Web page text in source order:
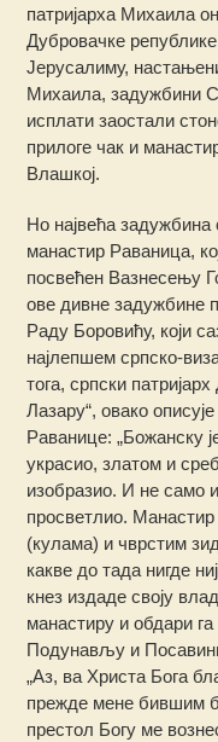
патријарха Михаила
Дубровачке
Јерусалиму,
Михаила, задужбини
исплати заостали
прилоге чак и
Влашкој.
Но највећа задужбина
манастир Раваница,
посвећен Вазнесењу
ове дивне задужбине
Раду Боровићу, који
најлепшем српско-
тога, српски
Лазару“, овако
Раванице: „Божанску
украсио, златом и
изобразио. И не само
просветлио. Манастир
(кулама) и чврстим
какве до тада нигде
кнез издаде своју
манастиру и обдари
Подунављу и
„Аз, ва Христа Бога
прежде мене бившим
престол Богу ме